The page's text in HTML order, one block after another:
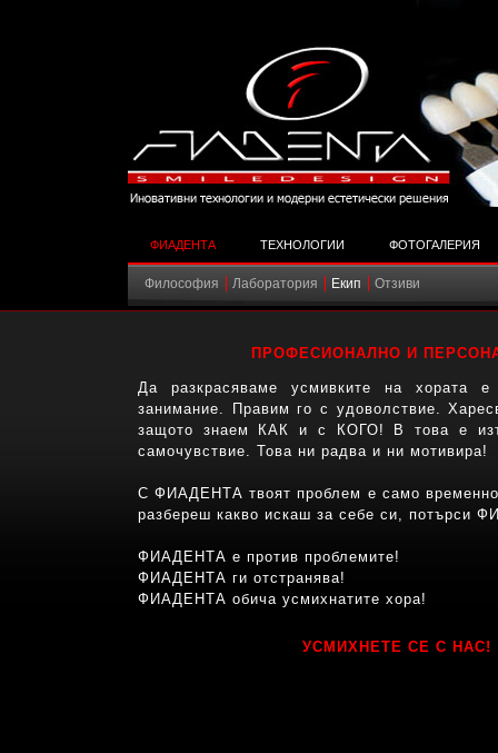
ФИАДЕНТА ТЕХНОЛОГИИ ФОТОГАЛЕРИЯ
Философия Лаборатория Екип Отзиви
ПРОФЕСИОНАЛНО И
Да разкрасяваме усмивките на хората
занимание. Правим го с удоволствие.
защото знаем КАК и с КОГО! В това е
самочувствие. Това ни радва и ни мотивира!
С ФИАДЕНТА твоят проблем е само временно
разбереш какво искаш за себе си, потърси
ФИАДЕНТА е против проблемите!
ФИАДЕНТА ги отстранява!
ФИАДЕНТА обича усмихнатите хора!
УСМИХНЕТЕ СЕ С НАС!